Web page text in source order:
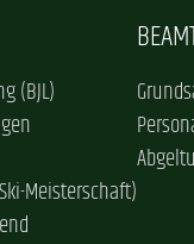
(BJL)
Meisterschaft)